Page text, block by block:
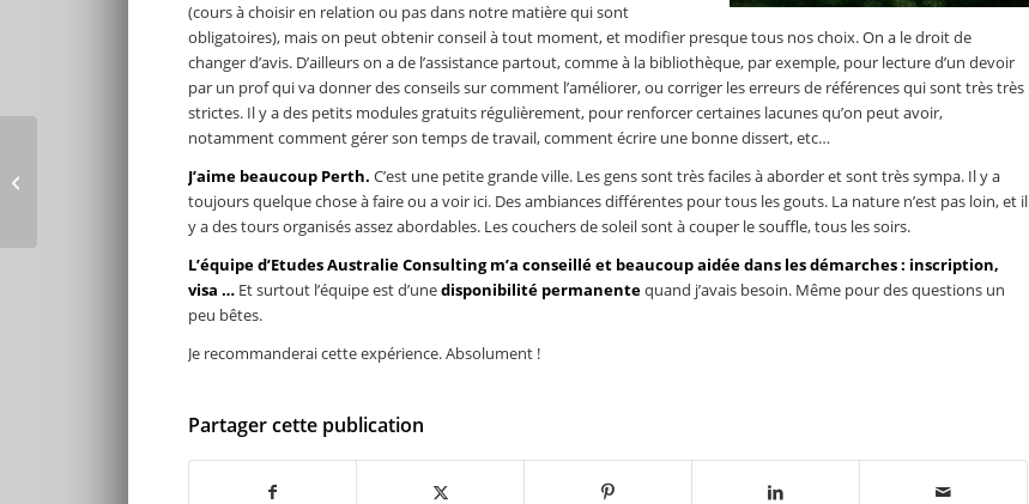
(cours à choisir en relation ou pas dans notre matière qui sont
obligatoires), mais on peut obtenir conseil à tout moment, et modifier presque tous nos choix. On a le droit de
changer d’avis. D’ailleurs on a de l’assistance partout, comme à la bibliothèque, par exemple, pour lecture d’un devoir
par un prof qui va donner des conseils sur comment l’améliorer, ou corriger les erreurs de références qui sont très très
strictes. Il y a des petits modules gratuits régulièrement, pour renforcer certaines lacunes qu’on peut avoir,
notamment comment gérer son temps de travail, comment écrire une bonne dissert, etc…
J’aime beaucoup Perth. C’est une petite grande ville. Les gens sont très faciles à aborder et sont très sympa. Il y a
toujours quelque chose à faire ou a voir ici. Des ambiances différentes pour tous les gouts. La nature n’est pas loin, et il
y a des tours organisés assez abordables. Les couchers de soleil sont à couper le souffle, tous les soirs.
L’équipe d’Etudes Australie Consulting m’a conseillé et beaucoup aidée dans les démarches : inscription,
visa … Et surtout l’équipe est d’unedisponibilité permanentequand j’avais besoin. Même pour des questions un
peu bêtes.
Je recommanderai cette expérience. Absolument !
Partager cette publication
Quelle formation pour